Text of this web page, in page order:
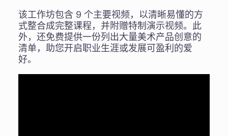
该工作坊包含 9 个主要视频，以清晰易懂的方
式整合成完整课程，并附赠特制演示视频。此
外，还免费提供一份列出大量美术产品创意的
清单，助您开启职业生涯或发展可盈利的爱
好。